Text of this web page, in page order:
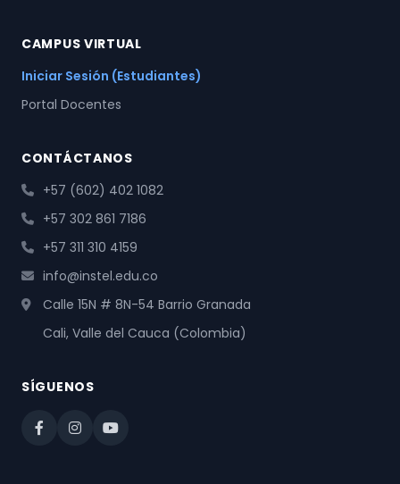
CAMPUS VIRTUAL
Iniciar Sesión (Estudiantes)
Portal Docentes
CONTÁCTANOS
+57 (602) 402 1082
+57 302 861 7186
+57 311 310 4159
info@instel.edu.co
Calle 15N # 8N-54 Barrio Granada
Cali, Valle del Cauca (Colombia)
SÍGUENOS